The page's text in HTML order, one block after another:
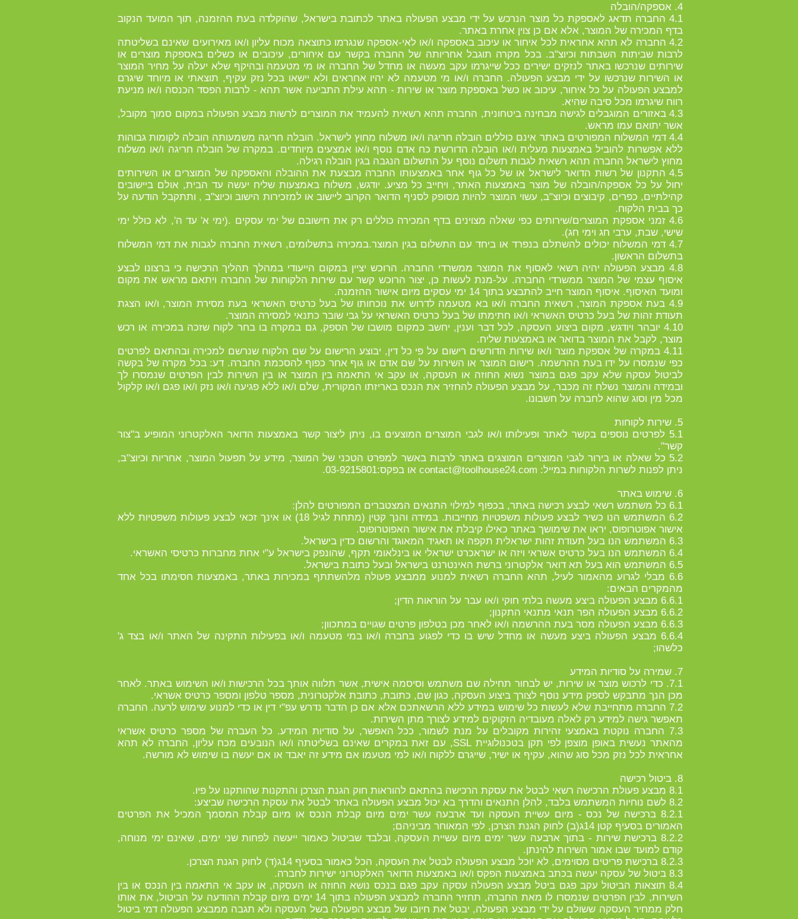
4. אספקה/הובלה
4.1 החברה תדאג לאספקת כל מוצר הנרכש על ידי מבצע הפעולה באתר לכתובת בישראל, שהוקלדה בעת ההזמנה, תוך המועד הנקוב
בדף המכירה של המוצר, אלא אם כן צוין אחרת באתר.
4.2 החברה לא תהא אחראית לכל איחור או עיכוב באספקה ו/או לאי-אספקה שנגרמו כתוצאה מכוח עליון ו/או מאירועים שאינם בשליטתה
לרבות שביתות השבתות וכיוצ"ב. בכל מקרה תוגבל אחריותה של החברה בקשר עם איחורים, עיכובים או כשלים באספקת מוצרים או
שירותים שנרכשו באתר לנזקים ישירים ככל שייגרמו עקב מעשה או מחדל של החברה או מי מטעמה ובהיקף שלא יעלה על מחיר המוצר
או השירות שנרכשו על ידי מבצע הפעולה. החברה ו/או מי מטעמה לא יהיו אחראים ולא יישאו בכל נזק עקיף, תוצאתי או מיוחד שיגרם
למבצע הפעולה על כל איחור, עיכוב או כשל באספקת מוצר או שירות - תהא עילת התביעה אשר תהא - לרבות הפסד הכנסה ו/או מניעת
רווח שיגרמו מכל סיבה שהיא.
4.3 באזורים המוגבלים לגישה מבחינה ביטחונית, החברה תהא רשאית להעמיד את המוצרים לרשות מבצע הפעולה במקום סמוך מקובל,
אשר יתואם עמו מראש.
4.4 דמי המשלוח המפורטים באתר אינם כוללים הובלה חריגה ו/או משלוח מחוץ לישראל. הובלה חריגה משמעותה הובלה לקומות גבוהות
ללא אפשרות להוביל באמצעות מעלית ו/או הובלה הדורשת כח אדם נוסף ו/או אמצעים מיוחדים. במקרה של הובלה חריגה ו/או משלוח
מחוץ לישראל החברה תהא רשאית לגבות תשלום נוסף על התשלום הנגבה בגין הובלה רגילה.
4.5 התקנון של רשות הדואר לישראל או של כל גוף אחר באמצעותו החברה מבצעת את ההובלה והאספקה של המוצרים או השירותים
יחול על כל אספקה/הובלה של מוצר באמצעות האתר, ויחייב כל מציע. יודגש, משלוח באמצעות שליח יעשה עד הבית, אולם ביישובים
קהילתיים, כפרים, קיבוצים וכיוצ"ב, עשוי המוצר להיות מסופק לסניף הדואר הקרוב ליישוב או למזכירות הישוב וכיוצ"ב , ותתקבל הודעה על
כך בבית הלקוח.
4.6 זמני אספקת המוצרים/שירותים כפי שאלה מצוינים בדף המכירה כוללים רק את חישובם של ימי עסקים .(ימי א' עד ה', לא כולל ימי
שישי, שבת, ערבי חג וימי חג).
4.7 דמי המשלוח יכולים להשתלם בנפרד או ביחד עם התשלום בגין המוצר.במכירה בתשלומים, רשאית החברה לגבות את דמי המשלוח
בתשלום הראשון.
4.8 מבצע הפעולה יהיה רשאי לאסוף את המוצר ממשרדי החברה. הרוכש יציין במקום הייעודי במהלך תהליך הרכישה כי ברצונו לבצע
איסוף עצמי של המוצר ממשרדי החברה. על-מנת לעשות כן, יצור הרוכש קשר עם שירות הלקוחות של החברה ויתאם מראש את מקום
ומועד האיסוף. איסוף המוצר חייב להתבצע בתוך 14 ימי עסקים מיום אישור ההזמנה.
4.9 בעת אספקת המוצר, רשאית החברה ו/או בא מטעמה לדרוש את נוכחותו של בעל כרטיס האשראי בעת מסירת המוצר, ו/או הצגת
תעודת זהות של בעל כרטיס האשראי ו/או חתימתו של בעל כרטיס האשראי על גבי שובר כתנאי למסירה המוצר.
4.10 יובהר ויודגש, מקום ביצוע העסקה, לכל דבר וענין, יחשב כמקום מושבו של הספק, גם במקרה בו בחר לקוח שזכה במכירה או רכש
מוצר, לקבל את המוצר בדואר או באמצעות שליח.
4.11 במקרה של אספקת מוצר ו/או שירות הדורשים רישום על פי כל דין, יבוצע הרישום על שם הלקוח שנרשם למכירה ובהתאם לפרטים
כפי שנמסרו על ידו בעת ההרשמה. רישום המוצר או השירות על שם אדם או גוף אחר כפוף להסכמת החברה. דע: בכל מקרה של בקשה
לביטול עסקה שלא עקב פגם במוצר נשוא החוזה או העסקה, או עקב אי התאמה בין המוצר או בין השירות לבין הפרטים שנמסרו לך
ובמידה והמוצר נשלח זה מכבר, על מבצע הפעולה להחזיר את הנכס באריזתו המקורית, שלם ו/או ללא פגיעה ו/או נזק ו/או פגם ו/או קלקול
מכל מין וסוג שהוא לחברה על חשבונו.
5. שירות לקוחות
5.1 לפרטים נוספים בקשר לאתר ופעילותו ו/או לגבי המוצרים המוצעים בו, ניתן ליצור קשר באמצעות הדואר האלקטרוני המופיע ב"צור
קשר".
5.2 כל שאלה או בירור לגבי המוצרים המוצגים באתר לרבות באשר למפרט הטכני של המוצר, מידע על תפעול המוצר, אחריות וכיוצ"ב,
ניתן לפנות לשרות הלקוחות במייל: contact@toolhouse24.com או בפקס:03-9215801.
6. שימוש באתר
6.1 כל משתמש רשאי לבצע רכישה באתר, בכפוף למילוי התנאים המצטברים המפורטים להלן:
6.2 המשתמש הנו כשיר לבצע פעולות משפטיות מחייבות. במידה והנך קטין (מתחת לגיל 18) או אינך זכאי לבצע פעולות משפטיות ללא
אישור אפוטרופוס, יראו את שימושך באתר כאילו קיבלת את אישור האפוטרופוס.
6.3 המשתמש הנו בעל תעודת זהות ישראלית תקפה או תאגיד המאוגד והרשום כדין בישראל.
6.4 המשתמש הנו בעל כרטיס אשראי ויזה או ישראכרט ישראלי או בינלאומי תקף, שהונפק בישראל ע"י אחת מחברות כרטיסי האשראי.
6.5 המשתמש הוא בעל תא דואר אלקטרוני ברשת האינטרנט בישראל ובעל כתובת בישראל.
6.6 מבלי לגרוע מהאמור לעיל, תהא החברה רשאית למנוע ממבצע פעולה מלהשתתף במכירות באתר, באמצעות חסימתו בכל אחד
מהמקרים הבאים:
6.6.1 מבצע הפעולה ביצע מעשה בלתי חוקי ו/או עבר על הוראות הדין;
6.6.2 מבצע הפעולה הפר תנאי מתנאי התקנון;
6.6.3 מבצע הפעולה מסר בעת ההרשמה ו/או לאחר מכן בטלפון פרטים שגויים במתכוון;
6.6.4 מבצע הפעולה ביצע מעשה או מחדל שיש בו כדי לפגוע בחברה ו/או במי מטעמה ו/או בפעילות התקינה של האתר ו/או בצד ג'
כלשהו;
7. שמירה על סודיות המידע
7.1. כדי לרכוש מוצר או שירות, יש לבחור תחילה שם משתמש וסיסמה אישית, אשר תלווה אותך בכל הרכישות ו/או השימוש באתר. לאחר
מכן הנך מתבקש לספק מידע נוסף לצורך ביצוע העסקה, כגון שם, כתובת, כתובת אלקטרונית, מספר טלפון ומספר כרטיס אשראי.
7.2 החברה מתחייבת שלא לעשות כל שימוש במידע ללא הרשאתכם אלא אם כן הדבר נדרש עפ"י דין או כדי למנוע שימוש לרעה. החברה
תאפשר גישה למידע רק לאלה מעובדיה הזקוקים למידע לצורך מתן השירות.
7.3 החברה נוקטת באמצעי זהירות מקובלים על מנת לשמור, ככל האפשר, על סודיות המידע. כל העברה של מספר כרטיס אשראי
מהאתר נעשית באופן מוצפן לפי תקן בטכנולוגיית SSL, עם זאת במקרים שאינם בשליטתה ו/או הנובעים מכח עליון, החברה לא תהא
אחראית לכל נזק מכל סוג שהוא, עקיף או ישיר, שייגרם ללקוח ו/או למי מטעמו אם מידע זה יאבד או אם יעשה בו שימוש לא מורשה.
8. ביטול רכישה
8.1 מבצע פעולת הרכישה רשאי לבטל את עסקת הרכישה בהתאם להוראות חוק הגנת הצרכן והתקנות שהותקנו על פיו.
8.2 לשם נוחיות המשתמש בלבד, להלן התנאים והדרך בא יכול מבצע הפעולה באתר לבטל את עסקת הרכישה שביצע:
8.2.1 ברכישה של נכס - מיום עשיית העסקה ועד ארבעה עשר ימים מיום קבלת הנכס או מיום קבלת המסמך המכיל את הפרטים
האמורים בסעיף קטן 14ג(ב) לחוק הגנת הצרכן, לפי המאוחר מביניהם;
8.2.2 ברכישת שירות - בתוך ארבעה עשר ימים מיום עשיית העסקה, ובלבד שביטול כאמור ייעשה לפחות שני ימים, שאינם ימי מנוחה,
קודם למועד שבו אמור השירות להינתן.
8.2.3 ברכישת פריטים מסוימים, לא יוכל מבצע הפעולה לבטל את העסקה, הכל כאמור בסעיף 14ג(ד) לחוק הגנת הצרכן.
8.3 ביטול של עסקה יעשה בכתב באמצעות הפקס ו/או באמצעות הדואר האלקטרוני ישירות לחברה.
8.4 תוצאות הביטול עקב פגם ביטל מבצע הפעולה עסקה עקב פגם בנכס נושא החוזה או העסקה, או עקב אי התאמה בין הנכס או בין
השירות, לבין הפרטים שנמסרו לו מאת החברה, תחזיר החברה למבצע הפעולה בתוך 14 ימים מיום קבלת ההודעה על הביטול, את אותו
חלק ממחיר העסקה ששולם על ידי מבצע הפעולה, יבטל את חיובו של מבצע הפעולה בשל העסקה ולא תגבה ממבצע הפעולה דמי ביטול